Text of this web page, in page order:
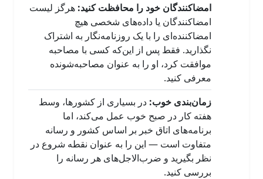
امضاکنندگان خود را محافظت کنید: هرگز لیست
امضاکنندگان یا داده‌های شخصی هیچ
امضاکننده‌ای را با یک روزنامه‌نگار به اشتراک
نگذارید. فقط پس از این‌که کسی با مصاحبه
موافقت کرد، او را به عنوان مصاحبه‌شونده
معرفی کنید.
زمان‌بندی خوب: در بسیاری از کشورها، وسط
هفته کار در صبح خوب عمل می‌کند، اما
برنامه‌های اتاق خبر بر اساس کشور و رسانه
متفاوت است — این را به عنوان نقطه شروع در
نظر بگیرید و ضرب‌الاجل‌های هر رسانه را
بررسی کنید.